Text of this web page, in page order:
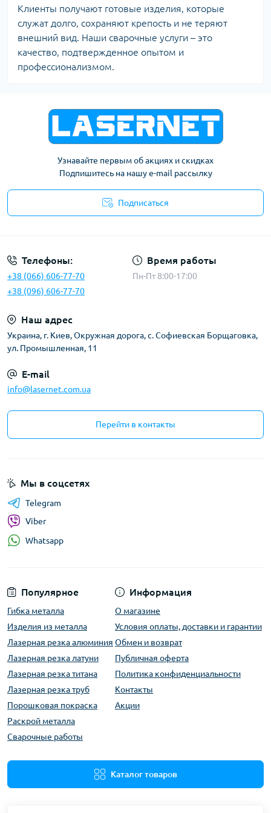
Клиенты получают готовые изделия, которые
служат долго, сохраняют крепость и не теряют
внешний вид. Наши сварочные услуги – это
качество, подтвержденное опытом и
профессионализмом.
Узнавайте первым об акциях и скидках
Подпишитесь на нашу e-mail рассылку
Подписаться
Телефоны:
+38 (066) 606-77-70
+38 (096) 606-77-70
Время работы
Пн-Пт 8:00-17:00
Наш адрес
Украина, г. Киев, Окружная дорога, с. Софиевская Борщаговка,
ул. Промышленная, 11
E-mail
info@lasernet.com.ua
Перейти в контакты
Популярное
Гибка металла
Изделия из металла
Лазерная резка алюминия
Лазерная резка латуни
Лазерная резка титана
Лазерная резка труб
Порошковая покраска
Раскрой металла
Сварочные работы
Информация
О магазине
Условия оплаты, доставки и гарантии
Обмен и возврат
Публичная оферта
Политика конфиденциальности
Контакты
Акции
Каталог товаров
Мы в соцсетях
Telegram
Viber
Whatsapp